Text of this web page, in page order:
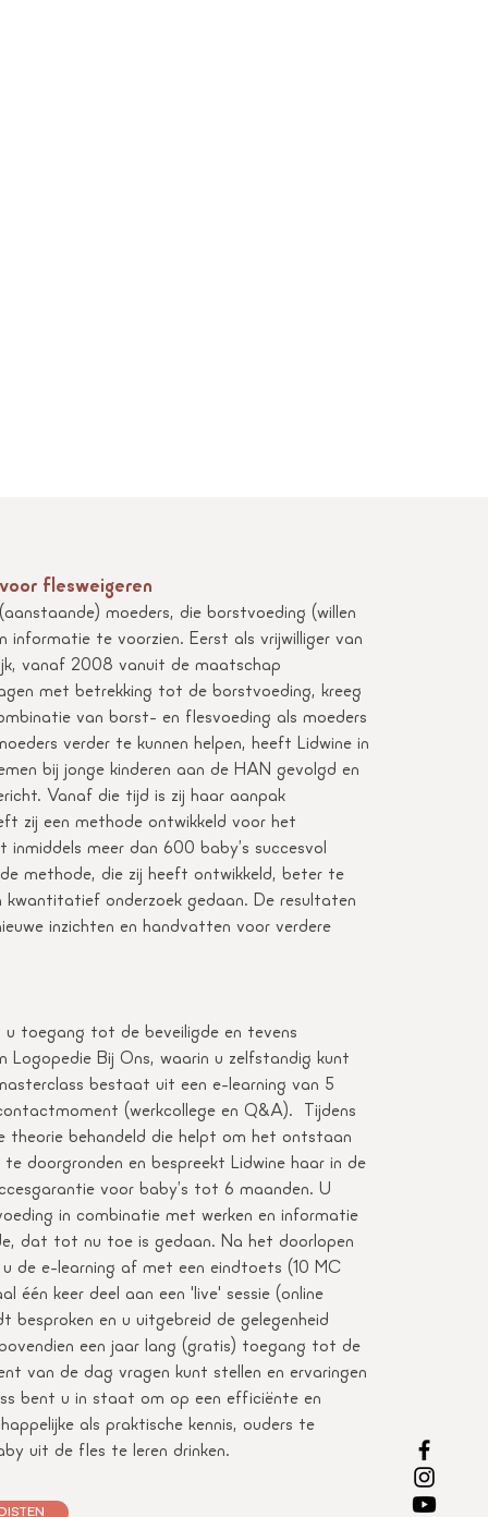
flesweigeren
moeders, die borstvoeding (willen
informatie te voorzien. Eerst als vrijwilliger van
vanaf 2008 vanuit de maatschap
met betrekking tot de borstvoeding, kreeg
van borst- en flesvoeding als moeders
verder te kunnen helpen, heeft Lidwine in
bij jonge kinderen aan de HAN gevolgd en
Vanaf die tijd is zij haar aanpak
zij een methode ontwikkeld voor het
meer dan 600 baby’s succesvol
methode, die zij heeft ontwikkeld, beter te
kwantitatief onderzoek gedaan. De resultaten
inzichten en handvatten voor verdere
toegang tot de beveiligde en tevens
Logopedie Bij Ons, waarin u zelfstandig kunt
bestaat uit een e-learning van 5
(werkcollege en Q&A). Tijdens
theorie behandeld die helpt om het ontstaan
doorgronden en bespreekt Lidwine haar in de
voor baby’s tot 6 maanden. U
in combinatie met werken en informatie
dat tot nu toe is gedaan. Na het doorlopen
de e-learning af met een eindtoets (10 MC
één keer deel aan een 'live' sessie (online
besproken en u uitgebreid de gelegenheid
een jaar lang (gratis) toegang tot de
van de dag vragen kunt stellen en ervaringen
bent u in staat om op een efficiënte en
als praktische kennis, ouders te
uit de fles te leren drinken.